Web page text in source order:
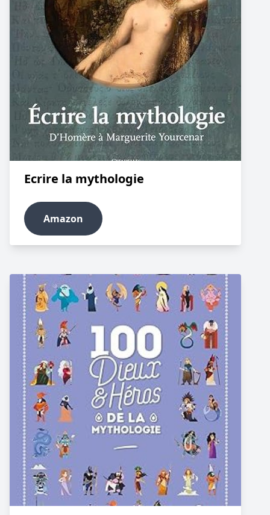
Ecrire la mythologie
Amazon